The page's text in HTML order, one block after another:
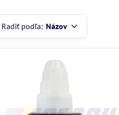
Radiť podľa: Názov